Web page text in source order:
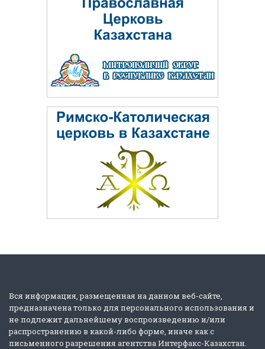
Вся информация, размещенная на данном веб-сайте,
предназначена только для персонального использования и
не подлежит дальнейшему воспроизведению и/или
распространению в какой-либо форме, иначе как с
письменного разрешения агентства Интерфакс-Казахстан.